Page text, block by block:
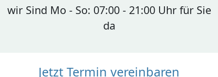
wir Sind Mo - So: 07:00 - 21:00 Uhr für Sie
da
Jetzt Termin vereinbaren